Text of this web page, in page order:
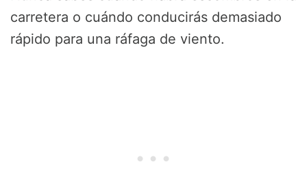
carretera o cuándo conducirás demasiado
rápido para una ráfaga de viento.